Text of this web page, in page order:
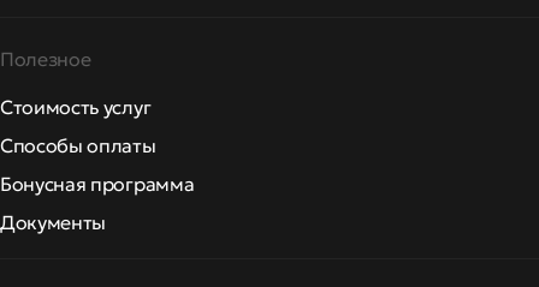
Полезное
Стоимость услуг
Способы оплаты
Бонусная программа
Документы